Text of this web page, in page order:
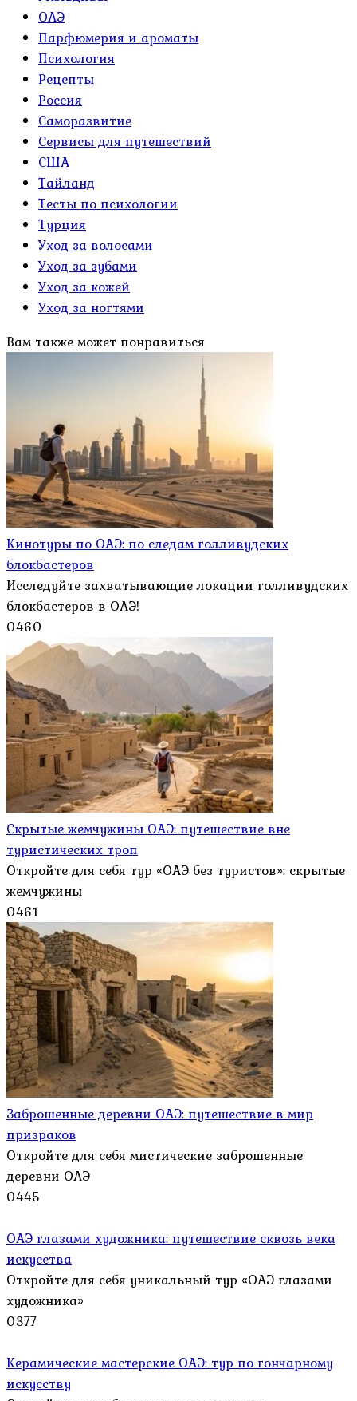
ОАЭ
Парфюмерия и ароматы
Психология
Рецепты
Россия
Саморазвитие
Сервисы для путешествий
США
Тайланд
Тесты по психологии
Турция
Уход за волосами
Уход за зубами
Уход за кожей
Уход за ногтями
Вам также может понравиться
Кинотуры по ОАЭ: по следам голливудских
блокбастеров
Исследуйте захватывающие локации голливудских
блокбастеров в ОАЭ!
0460
Скрытые жемчужины ОАЭ: путешествие вне
туристических троп
Откройте для себя тур «ОАЭ без туристов»: скрытые
жемчужины
0461
Заброшенные деревни ОАЭ: путешествие в мир
призраков
Откройте для себя мистические заброшенные
деревни ОАЭ
0445
ОАЭ глазами художника: путешествие сквозь века
искусства
Откройте для себя уникальный тур «ОАЭ глазами
художника»
0377
Керамические мастерские ОАЭ: тур по гончарному
искусству